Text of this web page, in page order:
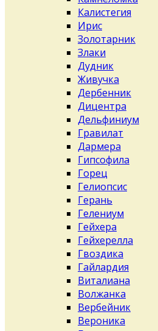
Калистегия
Ирис
Золотарник
Злаки
Дудник
Живучка
Дербенник
Дицентра
Дельфиниум
Гравилат
Дармера
Гипсофила
Горец
Гелиопсис
Герань
Гелениум
Гейхера
Гейхерелла
Гвоздика
Гайлардия
Виталиана
Волжанка
Вербейник
Вероника